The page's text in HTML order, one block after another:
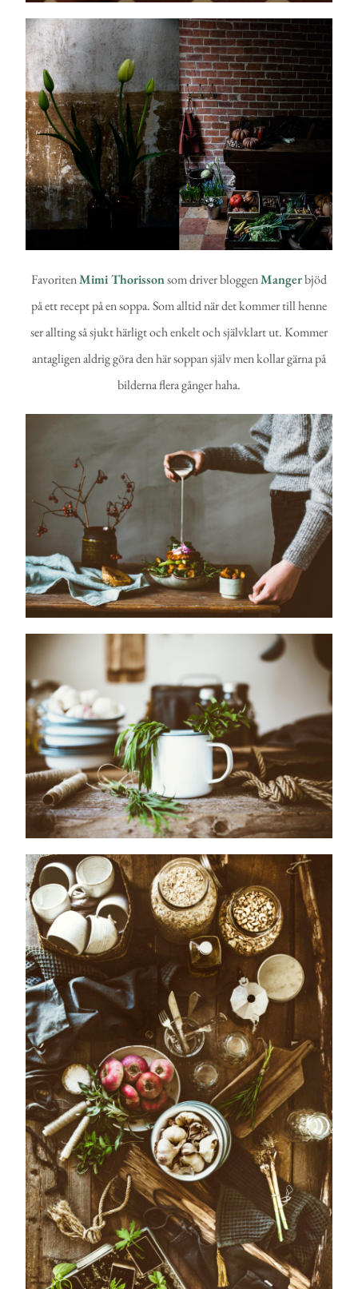
FavoritenMimi Thorissonsom driver bloggenMangerbjöd
på ett recept på en soppa. Som alltid när det kommer till henne
ser allting så sjukt härligt och enkelt och självklart ut. Kommer
antagligen aldrig göra den här soppan själv men kollar gärna på
bilderna flera gånger haha.